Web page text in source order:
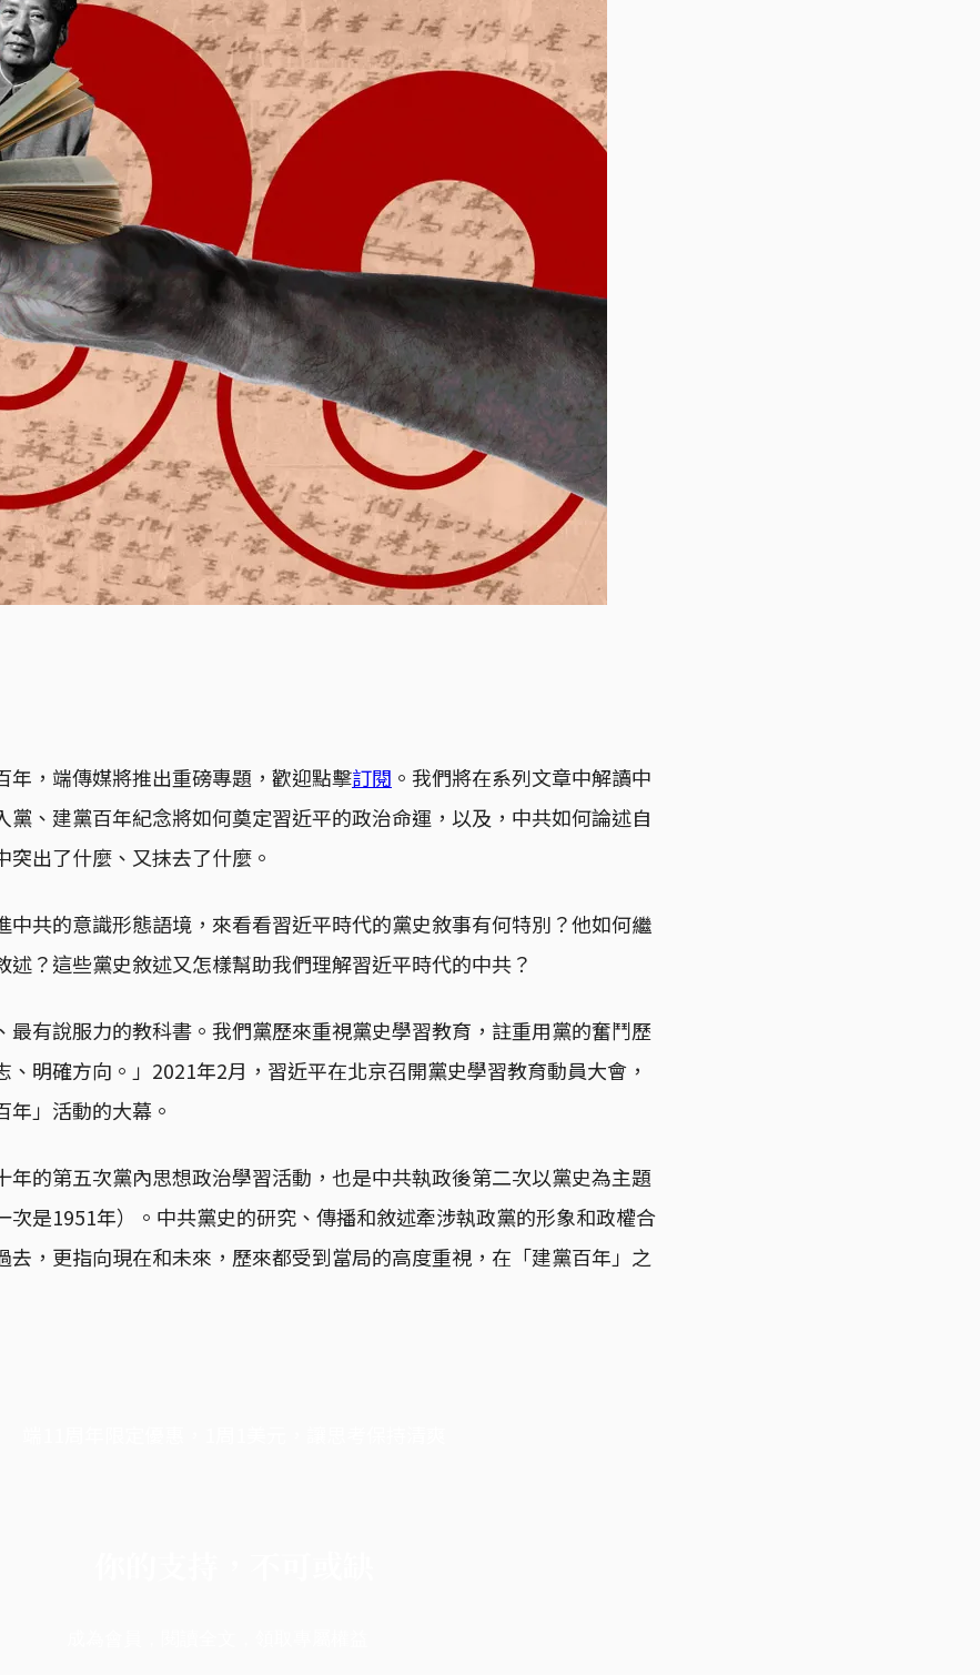
年，端傳媒將推出重磅專題，歡迎點擊訂閱 。我們將在系列文章中解讀中
黨、建黨百年紀念將如何奠定習近平的政治命運，以及，中共如何論述自
突出了什麼、又抹去了什麼。
中共的意識形態語境，來看看習近平時代的黨史敘事有何特別？他如何繼
述？這些黨史敘述又怎樣幫助我們理解習近平時代的中共？
最有說服力的教科書。我們黨歷來重視黨史學習教育，註重用黨的奮鬥歷
、明確方向。」2021年2月，習近平在北京召開黨史學習教育動員大會，
」活動的大幕。
年的第五次黨內思想政治學習活動，也是中共執政後第二次以黨史為主題
次是1951年）。中共黨史的研究、傳播和敘述牽涉執政黨的形象和政權合
去，更指向現在和未來，歷來都受到當局的高度重視，在「建黨百年」之